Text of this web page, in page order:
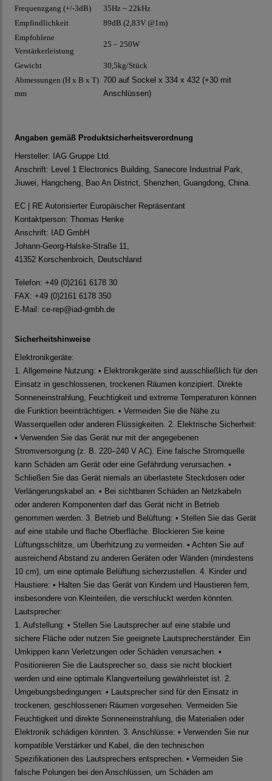
Frequenzgang (+/-3dB)
35Hz ~ 22kHz
Empfindlichkeit
89dB (2,83V @1m)
Empfohlene
Verstärkerleistung
25 – 250W
Gewicht
30,5kg/Stück
Abmessungen (H x B x T)
mm
700 auf Sockel x 334 x 432 (+30 mit
Anschlüssen)
Angaben gemäß Produktsicherheitsverordnung
Hersteller: IAG Gruppe Ltd.
Anschrift: Level 1 Electronics Building, Sanecore Industrial Park,
Jiuwei, Hangcheng, Bao An District, Shenzhen, Guangdong, China.
EC | RE Autorisierter Europäischer Repräsentant
Kontaktperson: Thomas Henke
Anschrift: IAD GmbH
Johann-Georg-Halske-Straße 11,
41352 Korschenbroich, Deutschland
Telefon: +49 (0)2161 6178 30
FAX: +49 (0)2161 6178 350
E-Mail: ce-rep@iad-gmbh.de
Sicherheitshinweise
Elektronikgeräte:
1. Allgemeine Nutzung: • Elektronikgeräte sind ausschließlich für den
Einsatz in geschlossenen, trockenen Räumen konzipiert. Direkte
Sonneneinstrahlung, Feuchtigkeit und extreme Temperaturen können
die Funktion beeinträchtigen. • Vermeiden Sie die Nähe zu
Wasserquellen oder anderen Flüssigkeiten. 2. Elektrische Sicherheit:
• Verwenden Sie das Gerät nur mit der angegebenen
Stromversorgung (z. B. 220–240 V AC). Eine falsche Stromquelle
kann Schäden am Gerät oder eine Gefährdung verursachen. •
Schließen Sie das Gerät niemals an überlastete Steckdosen oder
Verlängerungskabel an. • Bei sichtbaren Schäden an Netzkabeln
oder anderen Komponenten darf das Gerät nicht in Betrieb
genommen werden. 3. Betrieb und Belüftung: • Stellen Sie das Gerät
auf eine stabile und flache Oberfläche. Blockieren Sie keine
Lüftungsschlitze, um Überhitzung zu vermeiden. • Achten Sie auf
ausreichend Abstand zu anderen Geräten oder Wänden (mindestens
10 cm), um eine optimale Belüftung sicherzustellen. 4. Kinder und
Haustiere: • Halten Sie das Gerät von Kindern und Haustieren fern,
insbesondere von Kleinteilen, die verschluckt werden könnten.
Lautsprecher:
1. Aufstellung: • Stellen Sie Lautsprecher auf eine stabile und
sichere Fläche oder nutzen Sie geeignete Lautsprecherständer. Ein
Umkippen kann Verletzungen oder Schäden verursachen. •
Positionieren Sie die Lautsprecher so, dass sie nicht blockiert
werden und eine optimale Klangverteilung gewährleistet ist. 2.
Umgebungsbedingungen: • Lautsprecher sind für den Einsatz in
trockenen, geschlossenen Räumen vorgesehen. Vermeiden Sie
Feuchtigkeit und direkte Sonneneinstrahlung, die Materialien oder
Elektronik schädigen könnten. 3. Anschlüsse: • Verwenden Sie nur
kompatible Verstärker und Kabel, die den technischen
Spezifikationen des Lautsprechers entsprechen. • Vermeiden Sie
falsche Polungen bei den Anschlüssen, um Schäden am